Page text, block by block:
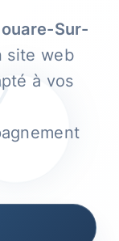
Sur-
site web
à vos